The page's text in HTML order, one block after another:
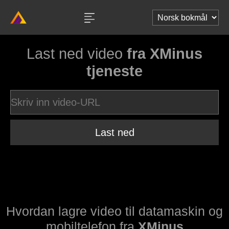
Last ned video fra XMinus
tjeneste
Last ned
Hvordan lagre video til datamaskin og